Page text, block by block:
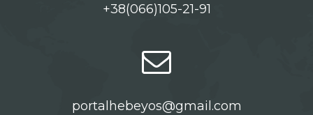
+38(066)105-21-91
portalhebeyos@gmail.com